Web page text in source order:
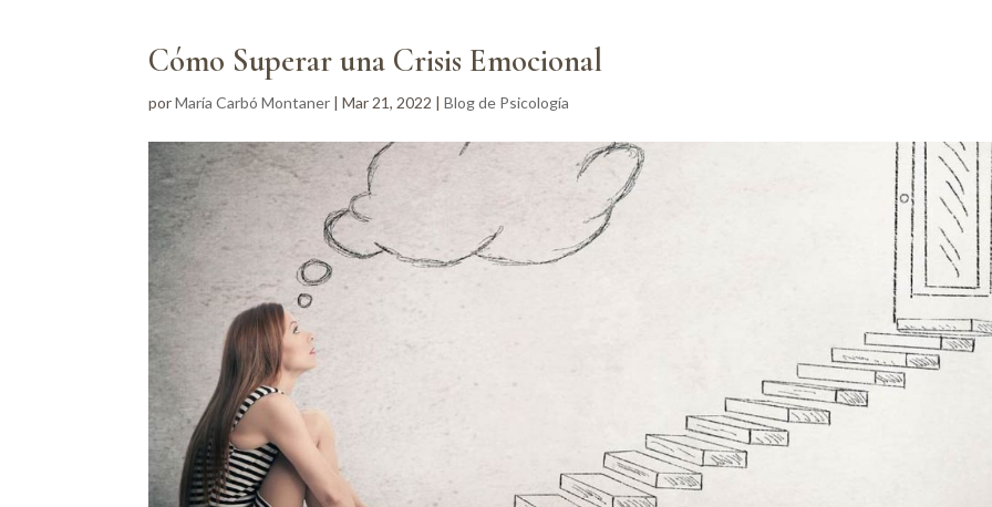
Cómo Superar una Crisis Emocional
porMaría Carbó Montaner |Mar 21, 2022 |Blog de Psicología